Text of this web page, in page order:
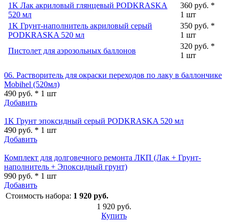
1K Лак акриловый глянцевый PODKRASKA
520 мл
360 руб. *
1 шт
1K Грунт-наполнитель акриловый серый
PODKRASKA 520 мл
350 руб. *
1 шт
Пистолет для аэрозольных баллонов
320 руб. *
1 шт
06. Растворитель для окраски переходов по лаку в баллончике
Mobihel (520мл)
490 руб. * 1 шт
Добавить
1K Грунт эпоксидный серый PODKRASKA 520 мл
490 руб. * 1 шт
Добавить
Комплект для долговечного ремонта ЛКП (Лак + Грунт-
наполнитель + Эпоксидный грунт)
990 руб. * 1 шт
Добавить
Стоимость набора: 1 920 руб.
1 920 руб.
Купить